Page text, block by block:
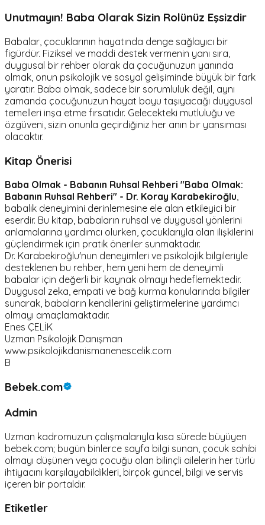
Unutmayın! Baba Olarak Sizin Rolünüz Eşsizdir
Babalar, çocuklarının hayatında denge sağlayıcı bir
figürdür. Fiziksel ve maddi destek vermenin yanı sıra,
duygusal bir rehber olarak da çocuğunuzun yanında
olmak, onun psikolojik ve sosyal gelişiminde büyük bir fark
yaratır. Baba olmak, sadece bir sorumluluk değil, aynı
zamanda çocuğunuzun hayat boyu taşıyacağı duygusal
temelleri inşa etme fırsatıdır. Gelecekteki mutluluğu ve
özgüveni, sizin onunla geçirdiğiniz her anın bir yansıması
olacaktır.
Kitap Önerisi
Baba Olmak - Babanın Ruhsal Rehberi "Baba Olmak:
Babanın Ruhsal Rehberi" - Dr. Koray Karabekiroğlu,
babalık deneyimini derinlemesine ele alan etkileyici bir
eserdir. Bu kitap, babaların ruhsal ve duygusal yönlerini
anlamalarına yardımcı olurken, çocuklarıyla olan ilişkilerini
güçlendirmek için pratik öneriler sunmaktadır.
Dr. Karabekiroğlu'nun deneyimleri ve psikolojik bilgileriyle
desteklenen bu rehber, hem yeni hem de deneyimli
babalar için değerli bir kaynak olmayı hedeflemektedir.
Duygusal zeka, empati ve bağ kurma konularında bilgiler
sunarak, babaların kendilerini geliştirmelerine yardımcı
olmayı amaçlamaktadır.
Enes ÇELİK
Uzman Psikolojik Danışman
www.psikolojikdanismanenescelik.com
B
Bebek.com
Admin
Uzman kadromuzun çalışmalarıyla kısa sürede büyüyen
bebek.com; bugün binlerce sayfa bilgi sunan, çocuk sahibi
olmayı düşünen veya çocuğu olan bilinçli ailelerin her türlü
ihtiyacını karşılayabildikleri, birçok güncel, bilgi ve servis
içeren bir portaldır.
Etiketler